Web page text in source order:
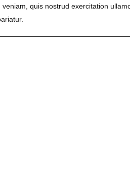
quis nostrud exercitation